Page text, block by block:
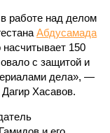
работе над делом
Абдусамада
150
с защитой и
дела», —
Хасавов.